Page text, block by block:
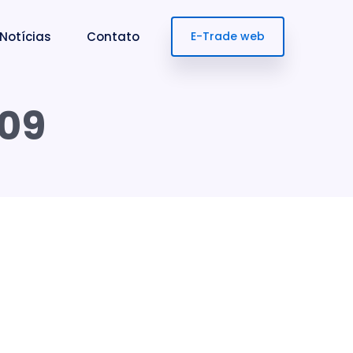
Notícias Contato E-Trade web